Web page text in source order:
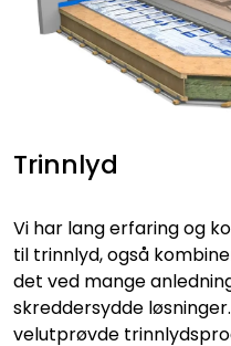
Trinnlyd
Vi har lang erfaring og
til trinnlyd, også
det ved mange
skreddersydde
velutprøvde